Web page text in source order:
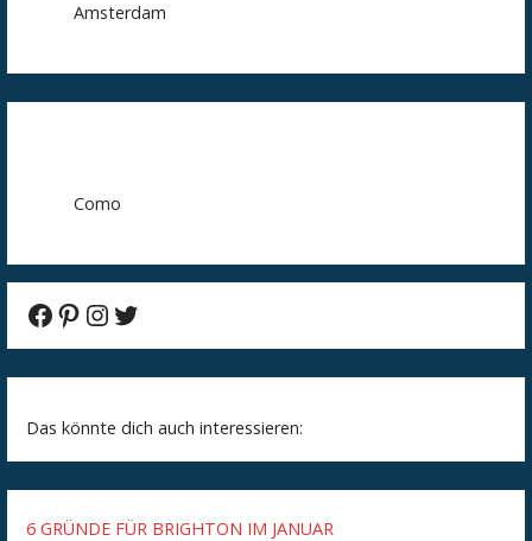
Amsterdam
Como
Facebook
Pinterest
Instagram
Twitter
Das könnte dich auch interessieren:
6 GRÜNDE FÜR BRIGHTON IM JANUAR